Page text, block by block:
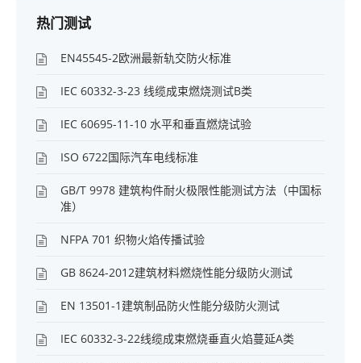
热门测试
EN45545-2欧洲最新轨交防火标准
IEC 60332-3-23 线缆成束燃烧测试B类
IEC 60695-11-10 水平和垂直燃烧试验
ISO 6722国际汽车电线标准
GB/T 9978 建筑构件耐火极限性能测试方法（中国标
准）
NFPA 701 织物火焰传播试验
GB 8624-2012建筑材料燃烧性能分级防火测试
EN 13501-1建筑制品防火性能分级防火测试
IEC 60332-3-22线缆成束燃烧垂直火焰蔓延A类